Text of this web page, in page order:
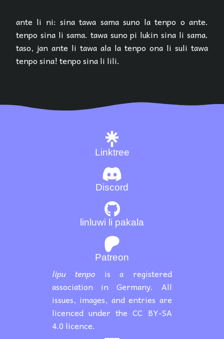
ante li ni: sina tawa sama suno la tenpo o ante.
tenpo sina li sama. tawa suno pi lukin sina li sama.
taso, jan ante li tawa ala la tenpo ona li suli tawa
tenpo sina! tenpo sina li lili.
Discord
Linktree
Patreon
linluwi li pakala
lipu tenpo is a registered
association in Germany. All
issues, images, and entries are
licenced under the CC BY-SA
4.0 licence.